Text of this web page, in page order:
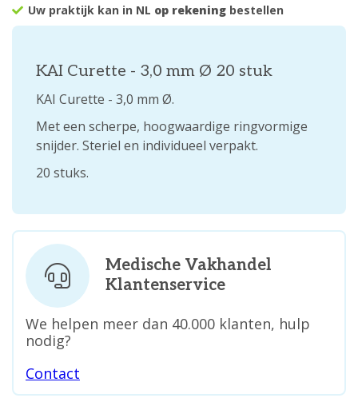
Uw praktijk kan in NL op rekening bestellen
KAI Curette - 3,0 mm Ø 20 stuk
KAI Curette - 3,0 mm Ø.
Met een scherpe, hoogwaardige ringvormige
snijder. Steriel en individueel verpakt.
20 stuks.
Medische Vakhandel
Klantenservice
We helpen meer dan 40.000 klanten, hulp
nodig?
Contact